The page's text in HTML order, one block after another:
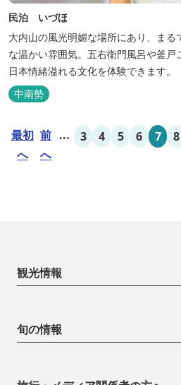
民泊 いづほ
大内山の風光明媚な場所にあり、まる
な温かい雰囲気。五右衛門風呂や釜
日本情緒溢れる文化を体験できます。
中南勢
最初
へ
前
へ
... 3 4 5 6 7 8
観光情報
旬の情報